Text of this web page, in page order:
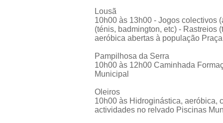
Lousã
10h00 às 13h00 - Jogos colectivos
(ténis, badmington, etc) - Rastreios
aeróbica abertas à população
Pampilhosa da Serra
10h00 às 12h00 Caminhada
Municipal
Oleiros
10h00 às Hidroginástica, aeróbica,
actividades no relvado Piscinas